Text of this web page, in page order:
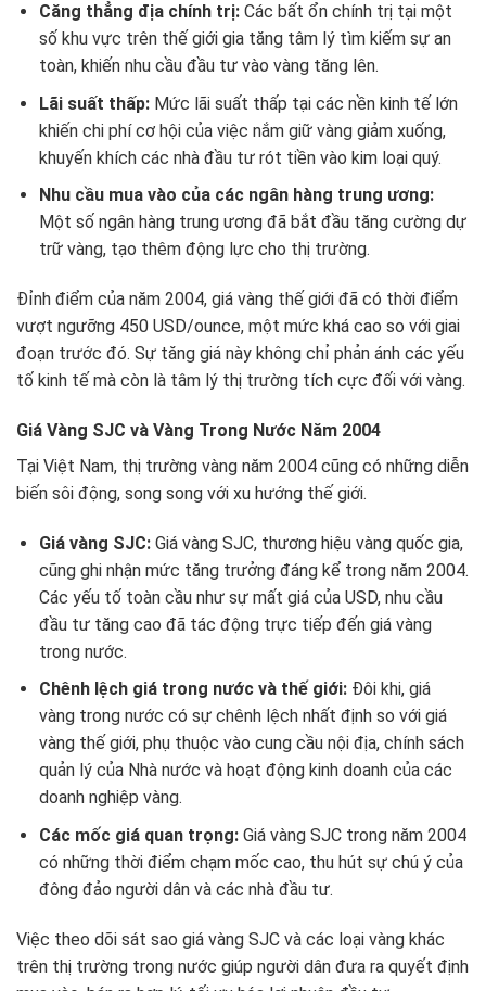
Căng thẳng địa chính trị:Các bất ổn chính trị tại một
số khu vực trên thế giới gia tăng tâm lý tìm kiếm sự an
toàn, khiến nhu cầu đầu tư vào vàng tăng lên.
Lãi suất thấp:Mức lãi suất thấp tại các nền kinh tế lớn
khiến chi phí cơ hội của việc nắm giữ vàng giảm xuống,
khuyến khích các nhà đầu tư rót tiền vào kim loại quý.
Nhu cầu mua vào của các ngân hàng trung ương:
Một số ngân hàng trung ương đã bắt đầu tăng cường dự
trữ vàng, tạo thêm động lực cho thị trường.
Đỉnh điểm của năm 2004, giá vàng thế giới đã có thời điểm
vượt ngưỡng 450 USD/ounce, một mức khá cao so với giai
đoạn trước đó. Sự tăng giá này không chỉ phản ánh các yếu
tố kinh tế mà còn là tâm lý thị trường tích cực đối với vàng.
Giá Vàng SJC và Vàng Trong Nước Năm 2004
Tại Việt Nam, thị trường vàng năm 2004 cũng có những diễn
biến sôi động, song song với xu hướng thế giới.
Giá vàng SJC:Giá vàng SJC, thương hiệu vàng quốc gia,
cũng ghi nhận mức tăng trưởng đáng kể trong năm 2004.
Các yếu tố toàn cầu như sự mất giá của USD, nhu cầu
đầu tư tăng cao đã tác động trực tiếp đến giá vàng
trong nước.
Chênh lệch giá trong nước và thế giới:Đôi khi, giá
vàng trong nước có sự chênh lệch nhất định so với giá
vàng thế giới, phụ thuộc vào cung cầu nội địa, chính sách
quản lý của Nhà nước và hoạt động kinh doanh của các
doanh nghiệp vàng.
Các mốc giá quan trọng:Giá vàng SJC trong năm 2004
có những thời điểm chạm mốc cao, thu hút sự chú ý của
đông đảo người dân và các nhà đầu tư.
Việc theo dõi sát sao giá vàng SJC và các loại vàng khác
trên thị trường trong nước giúp người dân đưa ra quyết định